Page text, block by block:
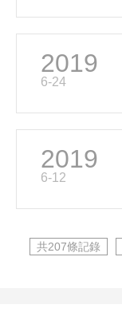
2019
6-24
2019
6-12
共207條記錄